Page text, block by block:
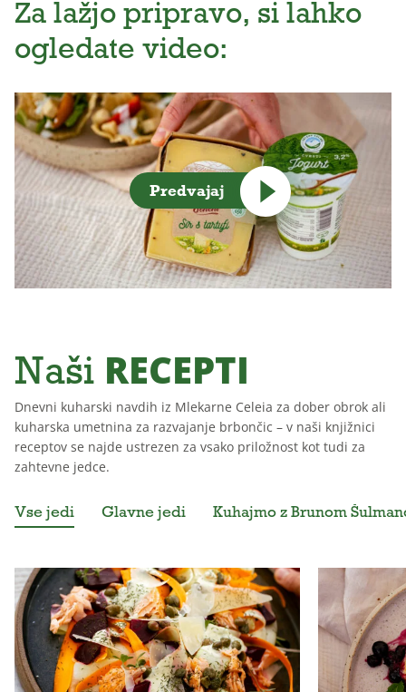
Za lažjo pripravo, si lahko
ogledate video:
Predvajaj
Naši RECEPTI
Dnevni kuharski navdih iz Mlekarne Celeia za dober obrok ali
kuharska umetnina za razvajanje brbončic – v naši knjižnici
receptov se najde ustrezen za vsako priložnost kot tudi za
zahtevne jedce.
Vse jedi Glavne jedi Kuhajmo z Brunom